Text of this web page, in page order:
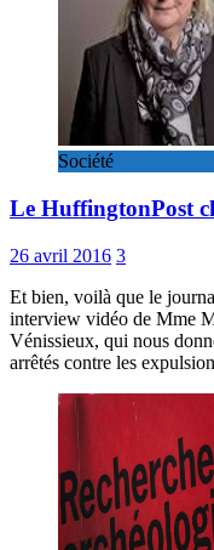
Société
Le HuffingtonPost
26 avril 2016 3
Et bien, voilà que le
interview vidéo de Mme
Vénissieux, qui nous
arrêtés contre les